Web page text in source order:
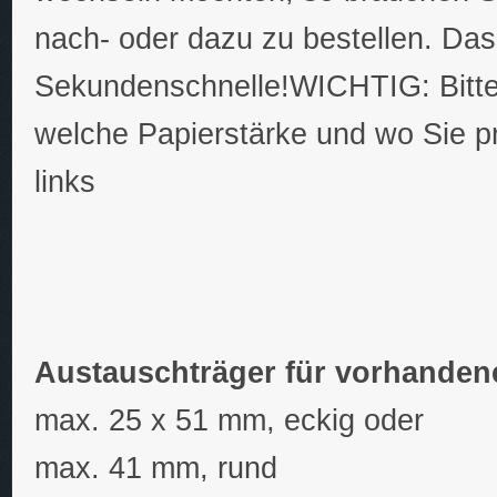
nach- oder dazu zu bestellen.
Sekundenschnelle!WICHTIG:
welche Papierstärke und wo Sie
links
Austauschträger für
max. 25 x 51 mm, eckig oder
max. 41 mm, rund